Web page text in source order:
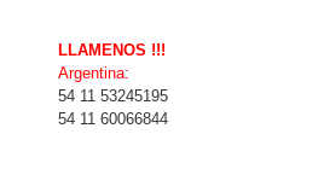
LLAMENOS !!!
Argentina:
54 11 53245195
54 11 60066844